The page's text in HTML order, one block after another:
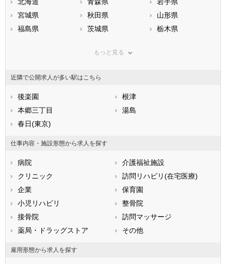
宮城県
秋田県
山形県
福島県
茨城県
栃木県
神奈川県
石川県
福井県
静岡県
滋賀県
兵庫県
香川県
高知県
福岡県
長崎県
熊本県
鹿児島県
もっと見る
近隣で公開求人が多い駅はこちら
後楽園
根津
本郷三丁目
湯島
春日(東京)
仕事内容・施設形態から求人を探す
病院
介護福祉施設
クリニック
訪問リハビリ(在宅医療)
企業
保育園
小児リハビリ
整骨院
接骨院
訪問マッサージ
薬局・ドラッグストア
その他
雇用形態から求人を探す